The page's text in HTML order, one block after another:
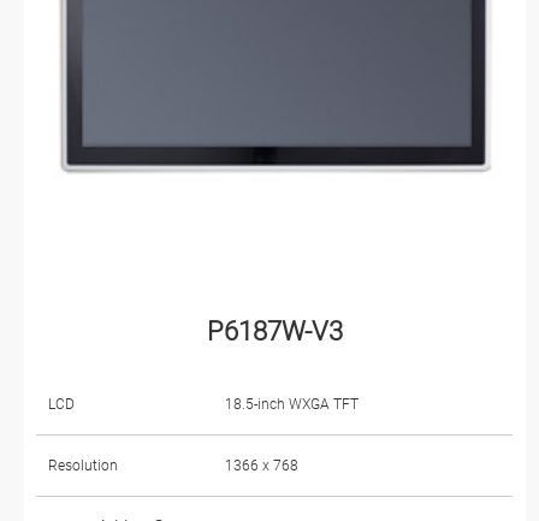
P6187W-V3
LCD 18.5-inch WXGA TFT
Resolution 1366 x 768